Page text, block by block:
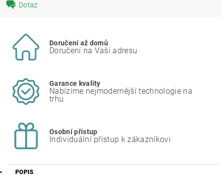
Dotaz
Doručení až domů
Doručení na Vaši adresu
Garance kvality
Nabízíme nejmodernější technologie na
trhu
Osobní přístup
Individuální přístup k zákazníkovi
POPIS